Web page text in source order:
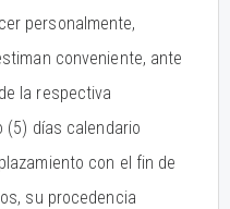
personalmente,
conveniente, ante
la respectiva
(5) días calendario
con el fin de
su procedencia